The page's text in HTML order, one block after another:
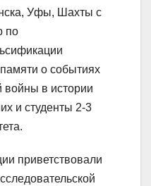
Уфы, Шахты с
по
о событиях
войны в истории
и студенты 2-3
приветствовали